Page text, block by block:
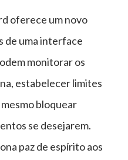
oferece um novo
de uma interface
monitorar os
estabelecer limites
bloquear
se desejarem.
paz de espírito aos